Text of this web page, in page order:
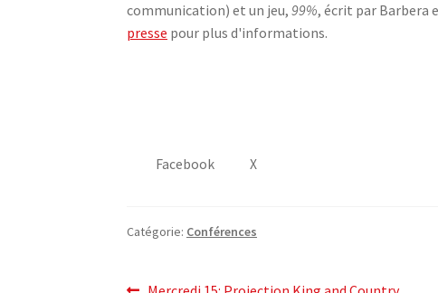
communication) et un jeu,99%, écrit par Barbera
presse pour plus d'informations.
Facebook X
Catégorie: Conférences
Post